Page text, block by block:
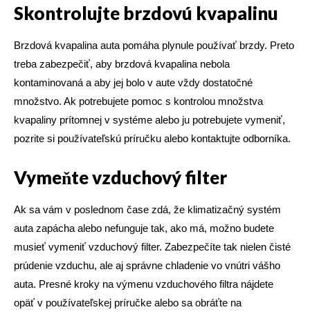
Skontrolujte brzdovú kvapalinu
Brzdová kvapalina auta pomáha plynule používať brzdy. Preto
treba zabezpečiť, aby brzdová kvapalina nebola
kontaminovaná a aby jej bolo v aute vždy dostatočné
množstvo. Ak potrebujete pomoc s kontrolou množstva
kvapaliny prítomnej v systéme alebo ju potrebujete vymeniť,
pozrite si používateľskú príručku alebo kontaktujte odborníka.
Vymeňte vzduchový filter
Ak sa vám v poslednom čase zdá, že klimatizačný systém
auta zapácha alebo nefunguje tak, ako má, možno budete
musieť vymeniť vzduchový filter. Zabezpečíte tak nielen čisté
prúdenie vzduchu, ale aj správne chladenie vo vnútri vášho
auta. Presné kroky na výmenu vzduchového filtra nájdete
opäť v používateľskej príručke alebo sa obráťte na